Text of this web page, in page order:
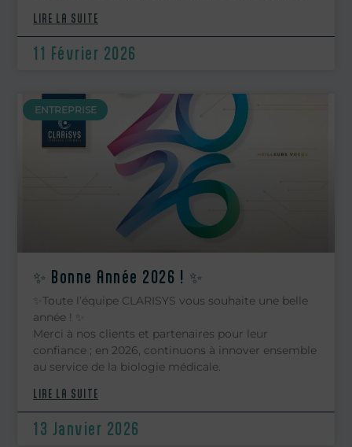
LIRE LA SUITE
11 Février 2026
ENTREPRISE
✨ Bonne Année 2026 ! ✨
✨Toute l’équipe CLARISYS vous souhaite une belle
année ! ✨
Merci à nos clients et partenaires pour leur
confiance ; en 2026, continuons à innover ensemble
au service de la biologie médicale.
LIRE LA SUITE
13 Janvier 2026